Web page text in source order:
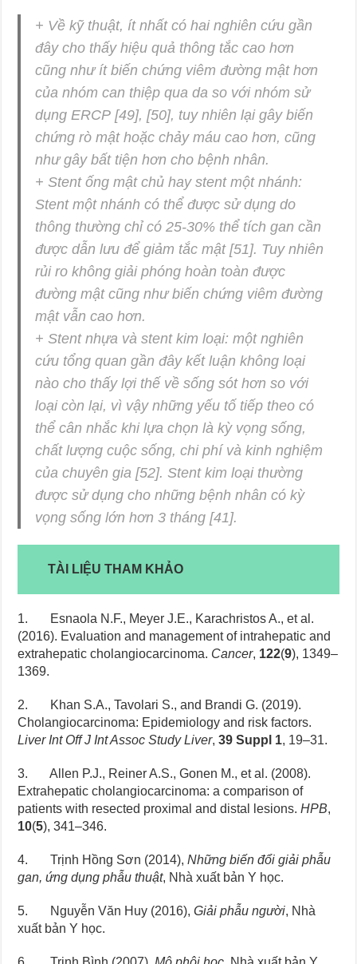
+ Về kỹ thuật, ít nhất có hai nghiên cứu gần
đây cho thấy hiệu quả thông tắc cao hơn
cũng như ít biến chứng viêm đường mật hơn
của nhóm can thiệp qua da so với nhóm sử
dụng ERCP [49], [50], tuy nhiên lại gây biến
chứng rò mật hoặc chảy máu cao hơn, cũng
như gây bất tiện hơn cho bệnh nhân.
+ Stent ống mật chủ hay stent một nhánh:
Stent một nhánh có thể được sử dụng do
thông thường chỉ có 25-30% thể tích gan cần
được dẫn lưu để giảm tắc mật [51]. Tuy nhiên
rủi ro không giải phóng hoàn toàn được
đường mật cũng như biến chứng viêm đường
mật vẫn cao hơn.
+ Stent nhựa và stent kim loại: một nghiên
cứu tổng quan gần đây kết luận không loại
nào cho thấy lợi thế về sống sót hơn so với
loại còn lại, vì vậy những yếu tố tiếp theo có
thể cân nhắc khi lựa chọn là kỳ vọng sống,
chất lượng cuộc sống, chi phí và kinh nghiệm
của chuyên gia [52]. Stent kim loại thường
được sử dụng cho những bệnh nhân có kỳ
vọng sống lớn hơn 3 tháng [41].
TÀI LIỆU THAM KHẢO
1. Esnaola N.F., Meyer J.E., Karachristos A., et al.
(2016). Evaluation and management of intrahepatic and
extrahepatic cholangiocarcinoma. Cancer, 122(9), 1349–
1369.
2. Khan S.A., Tavolari S., and Brandi G. (2019).
Cholangiocarcinoma: Epidemiology and risk factors.
Liver Int Off J Int Assoc Study Liver,39 Suppl 1, 19–31.
3. Allen P.J., Reiner A.S., Gonen M., et al. (2008).
Extrahepatic cholangiocarcinoma: a comparison of
patients with resected proximal and distal lesions.HPB,
10(5), 341–346.
4. Trịnh Hồng Sơn (2014),Những biến đổi giải phẫu
gan, ứng dụng phẫu thuật, Nhà xuất bản Y học.
5. Nguyễn Văn Huy (2016),Giải phẫu người, Nhà
xuất bản Y học.